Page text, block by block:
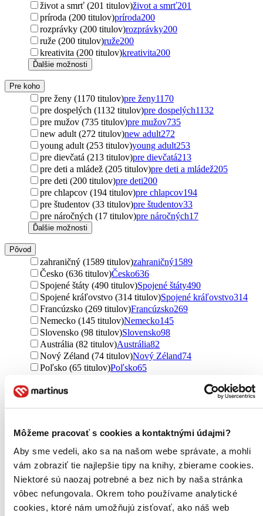
Môžeme pracovať s cookies a kontaktnými údajmi?
Aby sme vedeli, ako sa na našom webe správate, a mohli
vám zobraziť tie najlepšie tipy na knihy, zbierame cookies.
Niektoré sú naozaj potrebné a bez nich by naša stránka
vôbec nefungovala. Okrem toho používame analytické
cookies, ktoré nám umožňujú zisťovať, ako náš web
život a smrť (201 titulov)život a smrť201
príroda (200 titulov)príroda200
rozprávky (200 titulov)rozprávky200
ruže (200 titulov)ruže200
kreativita (200 titulov)kreativita200
Ďalšie možnosti
Pre koho
pre ženy (1170 titulov)pre ženy1170
pre dospelých (1132 titulov)pre dospelých1132
pre mužov (735 titulov)pre mužov735
new adult (272 titulov)new adult272
young adult (253 titulov)young adult253
pre dievčatá (213 titulov)pre dievčatá213
pre deti a mládež (205 titulov)pre deti a mládež205
pre deti (200 titulov)pre deti200
pre chlapcov (194 titulov)pre chlapcov194
pre študentov (33 titulov)pre študentov33
pre náročných (17 titulov)pre náročných17
Ďalšie možnosti
Pôvod
zahraničný (1589 titulov)zahraničný1589
Česko (636 titulov)Česko636
Spojené štáty (490 titulov)Spojené štáty490
Spojené kráľovstvo (314 titulov)Spojené kráľovstvo314
Francúzsko (269 titulov)Francúzsko269
Nemecko (145 titulov)Nemecko145
Slovensko (98 titulov)Slovensko98
Austrália (82 titulov)Austrália82
Nový Zéland (74 titulov)Nový Zéland74
Poľsko (65 titulov)Poľsko65
Španielsko (37 titulov)
Grécko (22 titulov)Grécko22
Rakúsko (20 titulov)Rakúsko20
severský (19 titulov)severský19
Fínsko (11 titulov)
Fínsko
Nigéria (11 titulov)Nigéria 11
Holandsko (10 titulov) Holandsko10
Nórsko (8 titulov)Nórsko8